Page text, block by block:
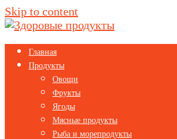
Skip to content
Главная
Продукты
Овощи
Фрукты
Ягоды
Мясные продукты
Рыба и морепродукты